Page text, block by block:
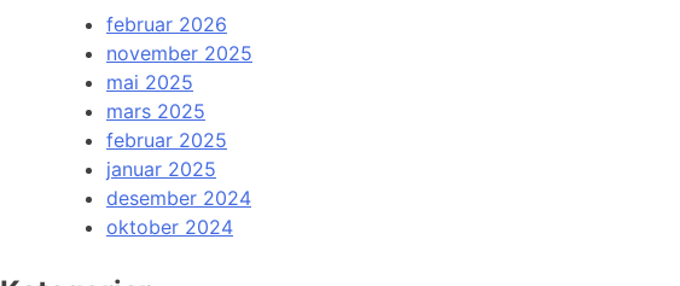
februar 2026
november 2025
mai 2025
mars 2025
februar 2025
januar 2025
desember 2024
oktober 2024